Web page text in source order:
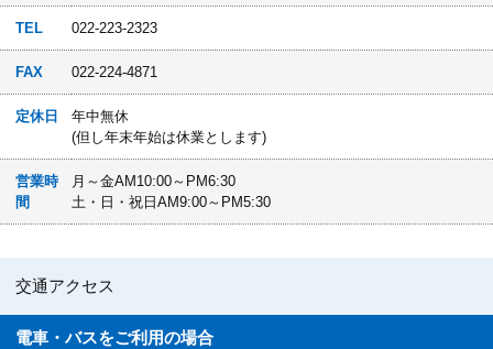
TEL 022-223-2323
FAX 022-224-4871
定休日
年中無休
(但し年末年始は休業とします)
営業時
間
月～金AM10:00～PM6:30
土・日・祝日AM9:00～PM5:30
交通アクセス
電車・バスをご利用の場合